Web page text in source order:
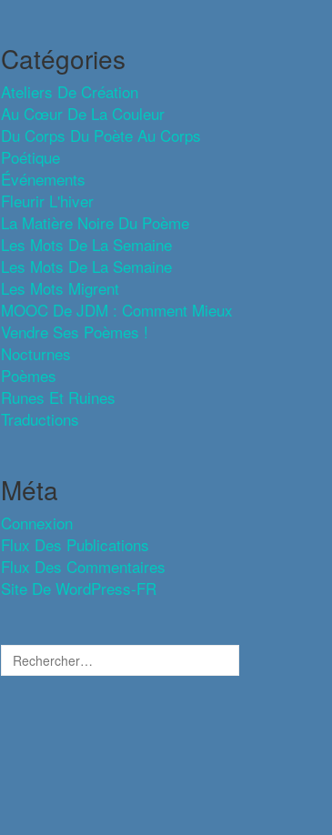
Catégories
Ateliers De Création
Au Cœur De La Couleur
Du Corps Du Poète Au Corps
Poétique
Événements
Fleurir L'hiver
La Matière Noire Du Poème
Les Mots De La Semaine
Les Mots De La Semaine
Les Mots Migrent
MOOC De JDM : Comment Mieux
Vendre Ses Poèmes !
Nocturnes
Poèmes
Runes Et Ruines
Traductions
Méta
Connexion
Flux Des Publications
Flux Des Commentaires
Site De WordPress-FR